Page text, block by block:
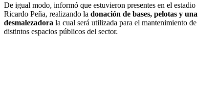
De igual modo, informó que estuvieron presentes en el estadio
Ricardo Peña, realizando la donación de bases, pelotas y una
desmalezadora la cual será utilizada para el mantenimiento de
distintos espacios públicos del sector.